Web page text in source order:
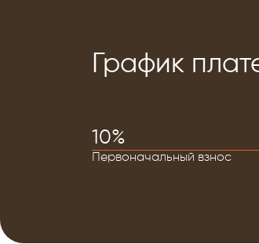
График
10%
Первоначальный взнос